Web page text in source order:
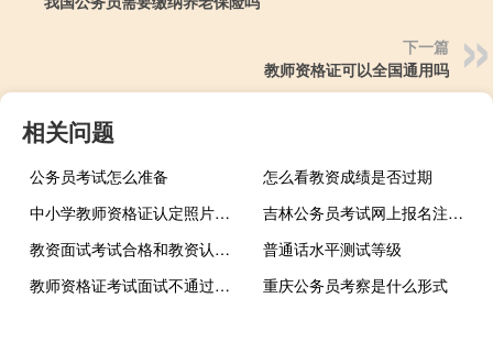
下一篇
教师资格证可以全国通用吗
相关问题
公务员考试怎么准备
怎么看教资成绩是否过期
中小学教师资格证认定照片要几寸
吉林公务员考试网上报名注意事项
教资面试考试合格和教资认定什么关系
普通话水平测试等级
教师资格证考试面试不通过怎么办
重庆公务员考察是什么形式